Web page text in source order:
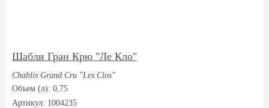
Шабли Гран Крю "Ле Клo"
Chablis Grand Cru "Les Clos"
Объем (л): 0,75
Артикул: 1004235